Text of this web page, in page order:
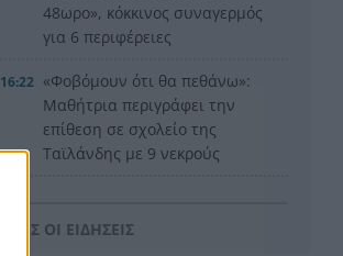
48ωρο», κόκκινος συναγερμός
για 6 περιφέρειες
16:22 «Φοβόμουν ότι θα πεθάνω»:
Μαθήτρια περιγράφει την
επίθεση σε σχολείο της
Ταϊλάνδης με 9 νεκρούς
πένθος για τον Λιονέλ Μέσι,
ΟΛΕΣ ΟΙ ΕΙΔΗΣΕΙΣ